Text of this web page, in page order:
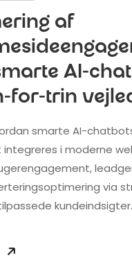
af
AI-
for-trin
smarte AI-
i moderne
via
kundeindsigter.